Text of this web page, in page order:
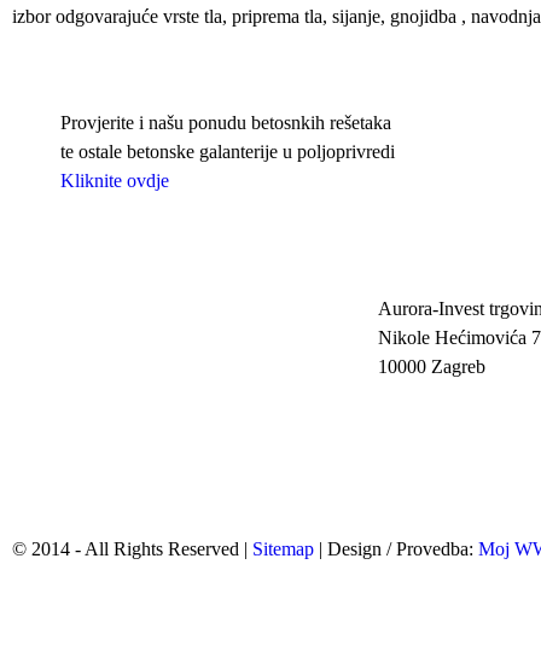
izbor odgovarajuće vrste tla, priprema tla, sijanje, gnojidba ,
Provjerite i našu ponudu betosnkih rešetaka
te ostale betonske galanterije u poljoprivredi
Kliknite ovdje
Aurora-Invest
Nikole Hećimovića 7
10000 Zagreb
© 2014 - All Rights Reserved | Sitemap | Design / Provedba: Moj